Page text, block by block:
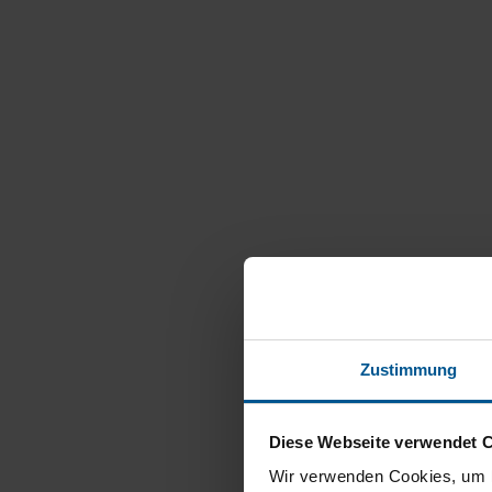
Zustimmung
Diese Webseite verwendet
Wir verwenden Cookies,